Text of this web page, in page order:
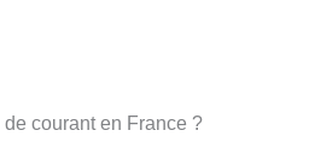
courant en France ?